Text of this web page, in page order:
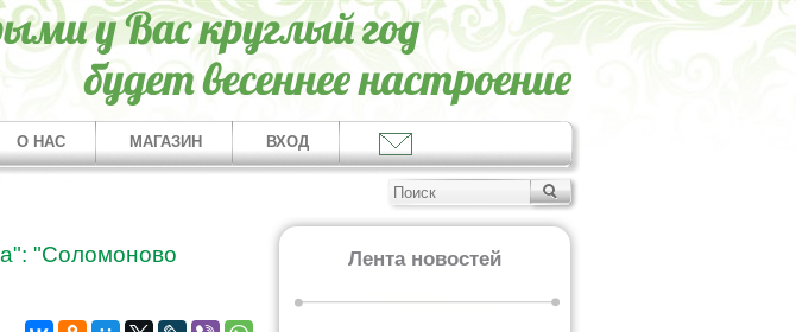
О НАС МАГАЗИН ВХОД
"Соломоново
Лента новостей